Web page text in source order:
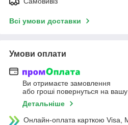
Всі умови доставки
Умови оплати
Ви отримаєте замовлення
або гроші повернуться на вашу
Детальніше
Онлайн-оплата карткою Visa,